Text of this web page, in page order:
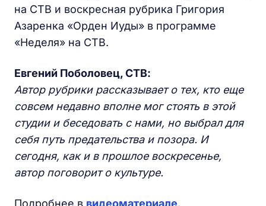
на СТВ и воскресная рубрика Григория
Азаренка «Орден Иуды» в программе
«Неделя» на СТВ.
Евгений Поболовец, СТВ:
Автор рубрики рассказывает о тех, кто еще
совсем недавно вполне мог стоять в этой
студии и беседовать с нами, но выбрал для
себя путь предательства и позора. И
сегодня, как и в прошлое воскресенье,
автор поговорит о культуре.
Подробнее в видеоматериале.